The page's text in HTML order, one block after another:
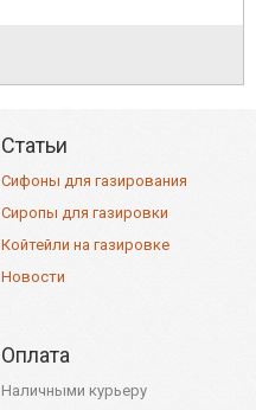
Статьи
Сифоны для газирования
Сиропы для газировки
Койтейли на газировке
Новости
Оплата
Наличными курьеру